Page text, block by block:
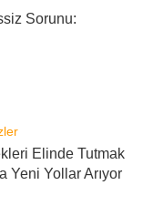
Sorunu:
Elinde Tutmak
Yeni Yollar Arıyor